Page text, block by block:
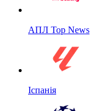
АПЛ Top News
Іспанія